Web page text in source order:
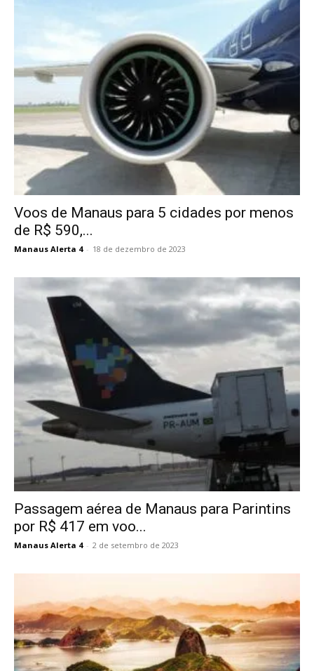
Voos de Manaus para 5 cidades por menos
de R$ 590,...
Manaus Alerta 4 - 18 de dezembro de 2023
Passagem aérea de Manaus para Parintins
por R$ 417 em voo...
Manaus Alerta 4 - 2 de setembro de 2023